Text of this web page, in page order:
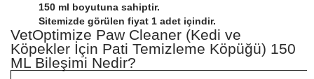
150 ml boyutuna sahiptir.
Sitemizde görülen fiyat 1 adet içindir.
VetOptimize Paw Cleaner (Kedi ve
Köpekler İçin Pati Temizleme Köpüğü) 150
ML Bileşimi Nedir?